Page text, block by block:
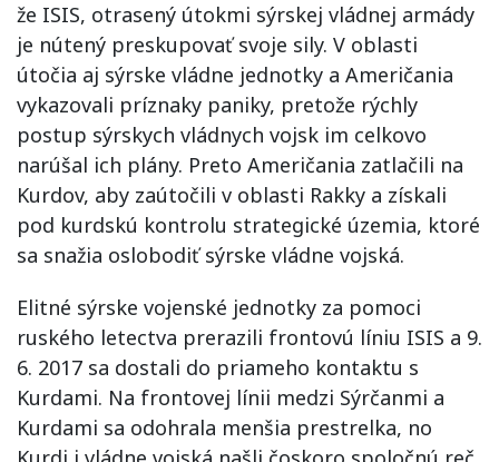
že ISIS, otrasený útokmi sýrskej vládnej armády
je nútený preskupovať svoje sily. V oblasti
útočia aj sýrske vládne jednotky a Američania
vykazovali príznaky paniky, pretože rýchly
postup sýrskych vládnych vojsk im celkovo
narúšal ich plány. Preto Američania zatlačili na
Kurdov, aby zaútočili v oblasti Rakky a získali
pod kurdskú kontrolu strategické územia, ktoré
sa snažia oslobodiť sýrske vládne vojská.
Elitné sýrske vojenské jednotky za pomoci
ruského letectva prerazili frontovú líniu ISIS a 9.
6. 2017 sa dostali do priameho kontaktu s
Kurdami. Na frontovej línii medzi Sýrčanmi a
Kurdami sa odohrala menšia prestrelka, no